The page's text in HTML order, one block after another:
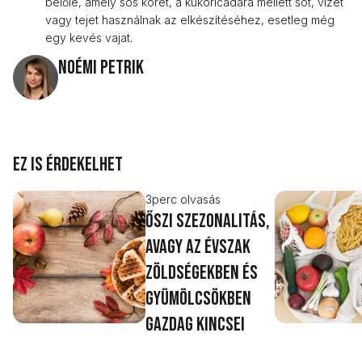
vagy tejet használnak az elkészítéséhez, esetleg még
egy kevés vajat.
Noémi Petrik
Ez is érdekelhet
3perc olvasás
Őszi szezonalitás,
avagy az évszak
zöldségekben és
gyümölcsökben
gazdag kincsei